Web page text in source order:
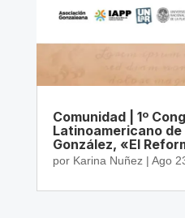
Comunidad | 1º
Latinoamericano
González, «El
por Karina Nuñez| Ago